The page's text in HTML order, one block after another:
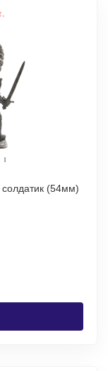
/ оловянный солдатик (54мм)